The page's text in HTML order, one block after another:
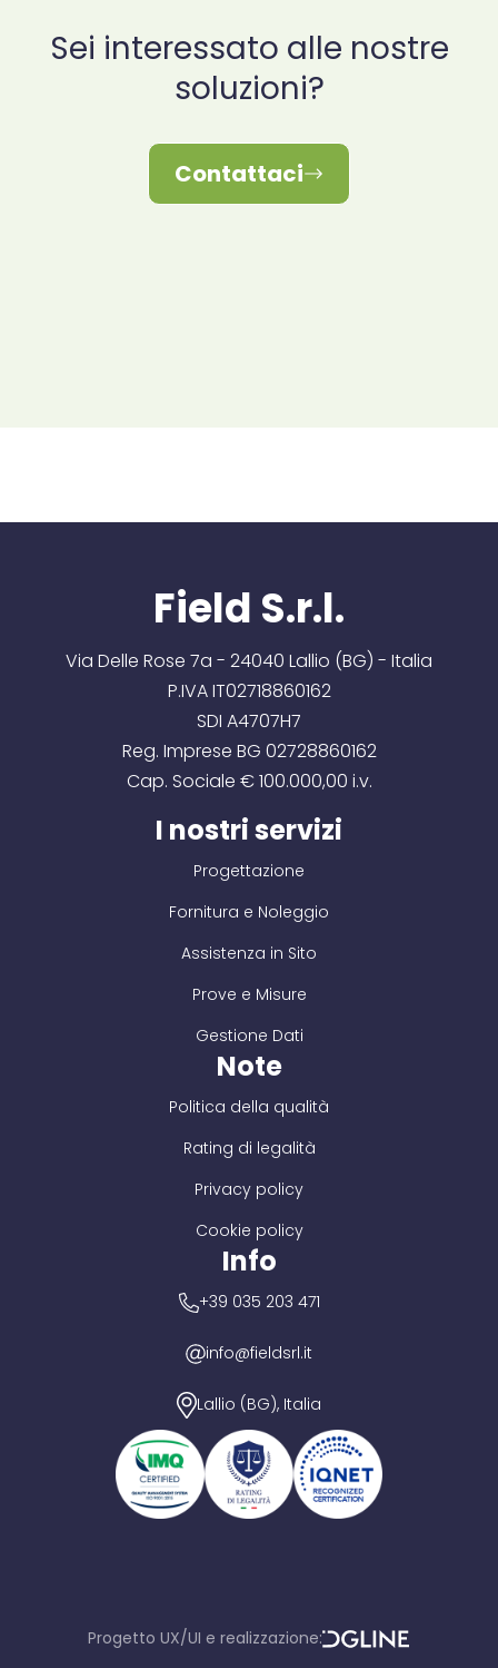
Sei interessato alle nostre
soluzioni?
Contattaci
Field S.r.l.
Via Delle Rose 7a - 24040 Lallio (BG) - Italia
P.IVA IT02718860162
SDI A4707H7
Reg. Imprese BG 02728860162
Cap. Sociale € 100.000,00 i.v.
I nostri servizi
Progettazione
Fornitura e Noleggio
Assistenza in Sito
Prove e Misure
Gestione Dati
Note
Politica della qualità
Rating di legalità
Privacy policy
Cookie policy
Info
+39 035 203 471
info@fieldsrl.it
Lallio (BG), Italia
Progetto UX/UI e realizzazione: